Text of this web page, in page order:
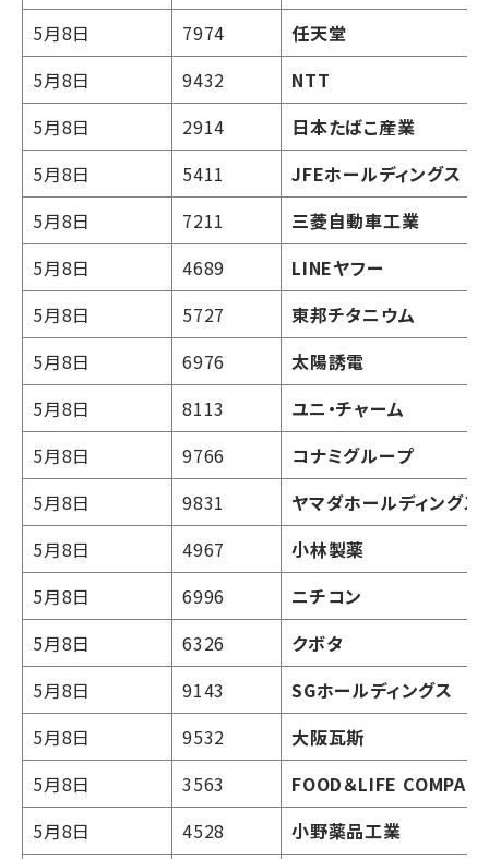
5月8日
7974
任天堂
5月8日
9432
NTT
5月8日
2914
日本たばこ産業
5月8日
5411
JFEホールディングス
5月8日
7211
三菱自動車工業
5月8日
4689
LINEヤフー
5月8日
5727
東邦チタニウム
5月8日
6976
太陽誘電
5月8日
8113
ユニ・チャーム
5月8日
9766
コナミグループ
5月8日
9831
ヤマダホールディングス
5月8日
4967
小林製薬
5月8日
6996
ニチコン
5月8日
6326
クボタ
5月8日
9143
SGホールディングス
5月8日
9532
大阪瓦斯
5月8日
3563
FOOD＆LIFE
5月8日
4528
小野薬品工業